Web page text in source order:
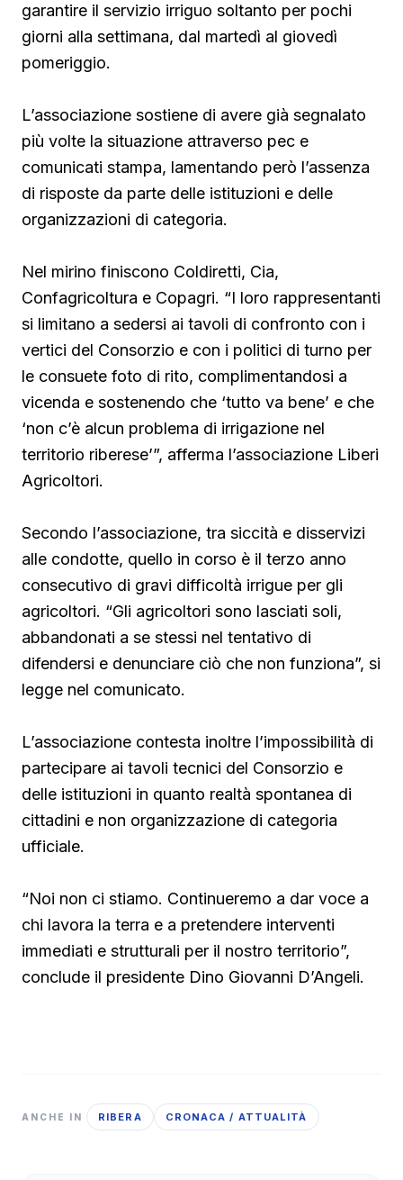
garantire il servizio irriguo soltanto per pochi
giorni alla settimana, dal martedì al giovedì
pomeriggio.
L’associazione sostiene di avere già segnalato
più volte la situazione attraverso pec e
comunicati stampa, lamentando però l’assenza
di risposte da parte delle istituzioni e delle
organizzazioni di categoria.
Nel mirino finiscono Coldiretti, Cia,
Confagricoltura e Copagri. “I loro rappresentanti
si limitano a sedersi ai tavoli di confronto con i
vertici del Consorzio e con i politici di turno per
le consuete foto di rito, complimentandosi a
vicenda e sostenendo che ‘tutto va bene’ e che
‘non c’è alcun problema di irrigazione nel
territorio riberese’”, afferma l’associazione Liberi
Agricoltori.
Secondo l’associazione, tra siccità e disservizi
alle condotte, quello in corso è il terzo anno
consecutivo di gravi difficoltà irrigue per gli
agricoltori. “Gli agricoltori sono lasciati soli,
abbandonati a se stessi nel tentativo di
difendersi e denunciare ciò che non funziona”, si
legge nel comunicato.
L’associazione contesta inoltre l’impossibilità di
partecipare ai tavoli tecnici del Consorzio e
delle istituzioni in quanto realtà spontanea di
cittadini e non organizzazione di categoria
ufficiale.
“Noi non ci stiamo. Continueremo a dar voce a
chi lavora la terra e a pretendere interventi
immediati e strutturali per il nostro territorio”,
conclude il presidente Dino Giovanni D’Angeli.
ANCHE IN RIBERA CRONACA / ATTUALITÀ